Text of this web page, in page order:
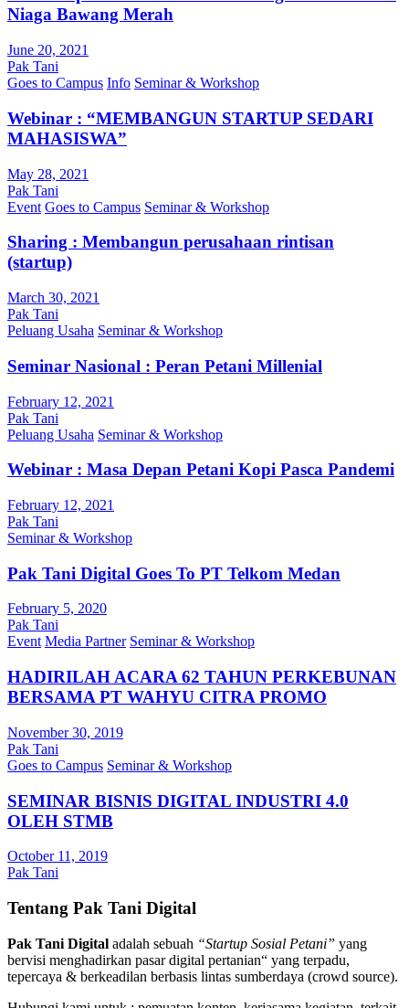
Niaga Bawang Merah
June 20, 2021
Pak Tani
Goes to Campus Info Seminar & Workshop
Webinar : “MEMBANGUN STARTUP SEDARI
MAHASISWA”
May 28, 2021
Pak Tani
Event Goes to Campus Seminar & Workshop
Sharing : Membangun perusahaan rintisan
(startup)
March 30, 2021
Pak Tani
Peluang Usaha Seminar & Workshop
Seminar Nasional : Peran Petani Millenial
February 12, 2021
Pak Tani
Peluang Usaha Seminar & Workshop
Webinar : Masa Depan Petani Kopi Pasca Pandemi
February 12, 2021
Pak Tani
Seminar & Workshop
Pak Tani Digital Goes To PT Telkom Medan
February 5, 2020
Pak Tani
Event Media Partner Seminar & Workshop
HADIRILAH ACARA 62 TAHUN PERKEBUNAN
BERSAMA PT WAHYU CITRA PROMO
November 30, 2019
Pak Tani
Goes to Campus Seminar & Workshop
SEMINAR BISNIS DIGITAL INDUSTRI 4.0
OLEH STMB
October 11, 2019
Pak Tani
Tentang Pak Tani Digital
Pak Tani Digital adalah sebuah “Startup Sosial Petani” yang
bervisi menghadirkan pasar digital pertanian“ yang terpadu,
tepercaya & berkeadilan berbasis lintas sumberdaya (crowd source).